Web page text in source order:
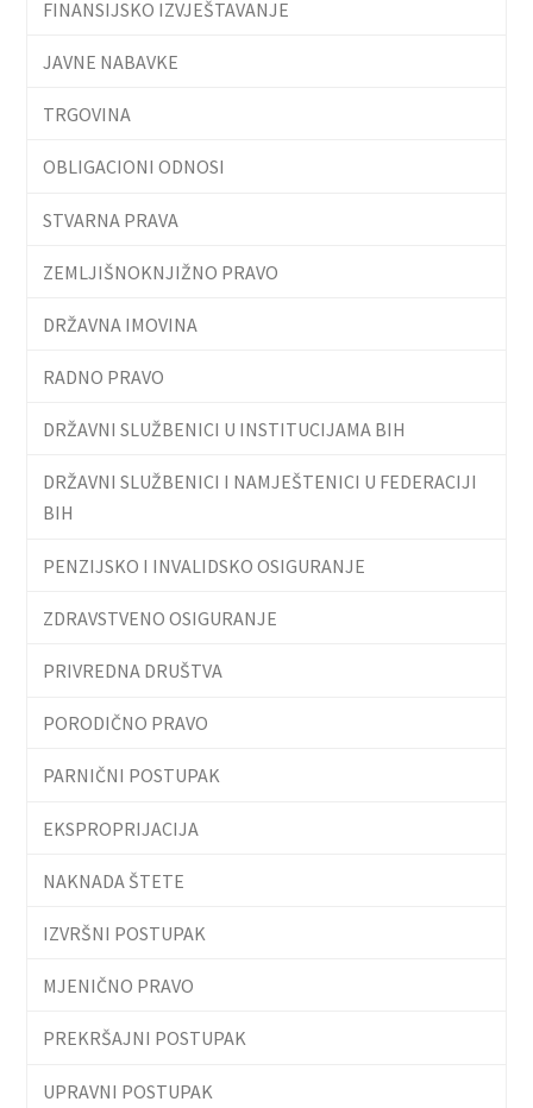
FINANSIJSKO IZVJEŠTAVANJE
JAVNE NABAVKE
TRGOVINA
OBLIGACIONI ODNOSI
STVARNA PRAVA
ZEMLJIŠNOKNJIŽNO PRAVO
DRŽAVNA IMOVINA
RADNO PRAVO
DRŽAVNI SLUŽBENICI U INSTITUCIJAMA BIH
DRŽAVNI SLUŽBENICI I NAMJEŠTENICI U FEDERACIJI
BIH
PENZIJSKO I INVALIDSKO OSIGURANJE
ZDRAVSTVENO OSIGURANJE
PRIVREDNA DRUŠTVA
PORODIČNO PRAVO
PARNIČNI POSTUPAK
EKSPROPRIJACIJA
NAKNADA ŠTETE
IZVRŠNI POSTUPAK
MJENIČNO PRAVO
PREKRŠAJNI POSTUPAK
UPRAVNI POSTUPAK